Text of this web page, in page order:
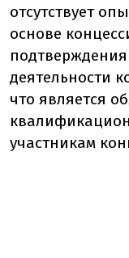
отсутствует
основе
деятельности
что является
участникам